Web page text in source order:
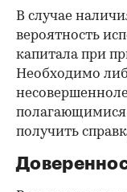
В случае
вероятность
капитала при
Необходимо
полагающимися
получить